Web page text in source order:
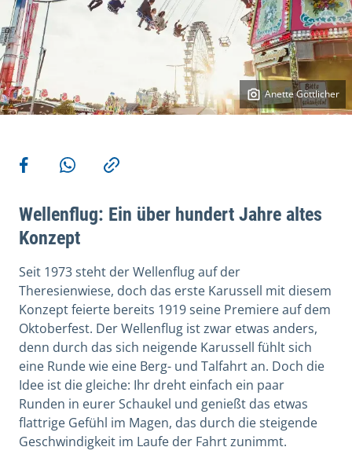
Anette Göttlicher
Weitere Aktionen
Teilen auf Facebook
Teilen via WhatsApp
Kopieren
Wellenflug: Ein über hundert Jahre altes
Konzept
Seit 1973 steht der Wellenflug auf der
Theresienwiese, doch das erste Karussell mit diesem
Konzept feierte bereits 1919 seine Premiere auf dem
Oktoberfest. Der Wellenflug ist zwar etwas anders,
denn durch das sich neigende Karussell fühlt sich
eine Runde wie eine Berg- und Talfahrt an. Doch die
Idee ist die gleiche: Ihr dreht einfach ein paar
Runden in eurer Schaukel und genießt das etwas
flattrige Gefühl im Magen, das durch die steigende
Geschwindigkeit im Laufe der Fahrt zunimmt.